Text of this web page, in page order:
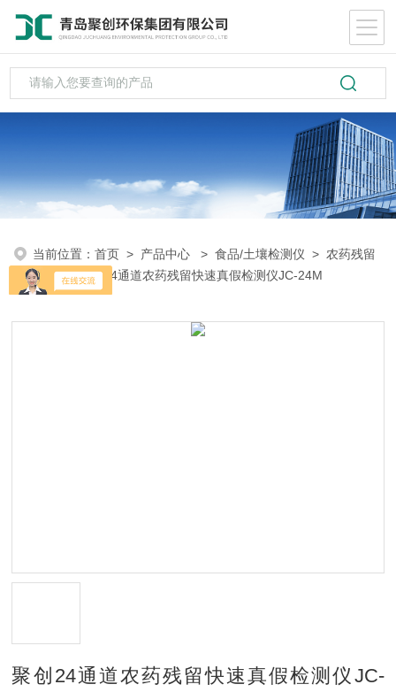
当前位置：首页 > 产品中心 >食品/土壤检测仪 > 农药残留
检测> 聚创24通道农药残留快速真假检测仪JC-24M
聚创24通道农药残留快速真假检测仪JC-